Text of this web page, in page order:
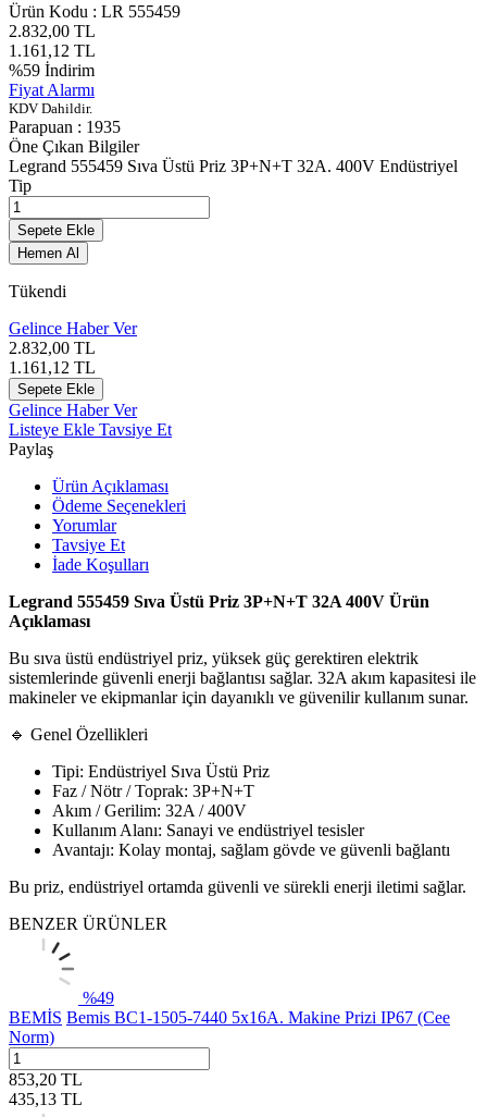
Ürün Kodu : LR 555459
2.832,00 TL
1.161,12 TL
%59 İndirim
Fiyat Alarmı
KDV Dahildir.
Parapuan : 1935
Öne Çıkan Bilgiler
Legrand 555459 Sıva Üstü Priz 3P+N+T 32A. 400V Endüstriyel
Tip
Sepete Ekle
Hemen Al
Tükendi
Gelince Haber Ver
2.832,00 TL
1.161,12 TL
Sepete Ekle
Gelince Haber Ver
Listeye Ekle Tavsiye Et
Paylaş
Ürün Açıklaması
Ödeme Seçenekleri
Yorumlar
Tavsiye Et
İade Koşulları
Legrand 555459 Sıva Üstü Priz 3P+N+T 32A 400V Ürün
Açıklaması
Bu sıva üstü endüstriyel priz, yüksek güç gerektiren elektrik
sistemlerinde güvenli enerji bağlantısı sağlar. 32A akım kapasitesi ile
makineler ve ekipmanlar için dayanıklı ve güvenilir kullanım sunar.
🔹 Genel Özellikleri
Tipi: Endüstriyel Sıva Üstü Priz
Faz / Nötr / Toprak: 3P+N+T
Akım / Gerilim: 32A / 400V
Kullanım Alanı: Sanayi ve endüstriyel tesisler
Avantajı: Kolay montaj, sağlam gövde ve güvenli bağlantı
Bu priz, endüstriyel ortamda güvenli ve sürekli enerji iletimi sağlar.
BENZER ÜRÜNLER
%49
BEMİS Bemis BC1-1505-7440 5x16A. Makine Prizi IP67 (Cee
Norm)
853,20 TL
435,13 TL